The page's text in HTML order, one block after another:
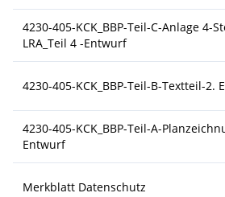
4230-405-KCK_BBP-Teil-C-Anlage 4-
LRA_Teil 4 -Entwurf
4230-405-KCK_BBP-Teil-B-Textteil-2.
4230-405-KCK_BBP-Teil-A-
Entwurf
Merkblatt Datenschutz